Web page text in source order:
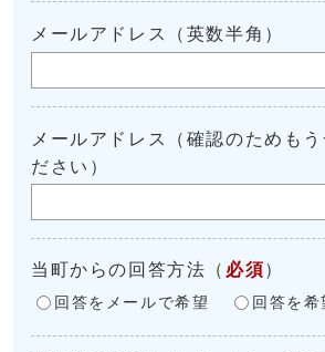
メールアドレス（英数半角）
メールアドレス（確認のためもう
ださい）
当町からの回答方法 （ 必須 ）
回答をメールで希望 回答を